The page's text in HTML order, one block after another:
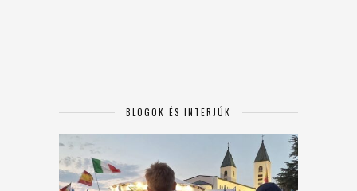
BLOGOK ÉS INTERJÚK